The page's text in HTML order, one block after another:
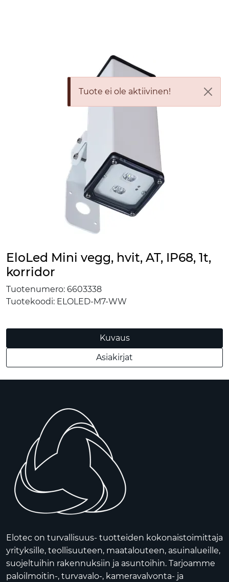
Tuote ei ole aktiivinen!
EloLed Mini vegg, hvit, AT, IP68, 1t,
korridor
Tuotenumero: 6603338
Tuotekoodi: ELOLED-M7-WW
Kuvaus
Asiakirjat
Elotec on turvallisuus- tuotteiden kokonaistoimittaja
yrityksille, teollisuuteen, maatalouteen, asuinalueille,
suojeltuihin rakennuksiin ja asuntoihin. Tarjoamme
paloilmoitin-, turvavalo-, kameravalvonta- ja